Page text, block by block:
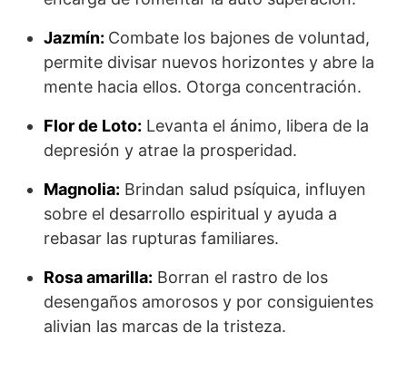
Jazmín: Combate los bajones de voluntad,
permite divisar nuevos horizontes y abre la
mente hacia ellos. Otorga concentración.
Flor de Loto: Levanta el ánimo, libera de la
depresión y atrae la prosperidad.
Magnolia: Brindan salud psíquica, influyen
sobre el desarrollo espiritual y ayuda a
rebasar las rupturas familiares.
Rosa amarilla: Borran el rastro de los
desengaños amorosos y por consiguientes
alivian las marcas de la tristeza.